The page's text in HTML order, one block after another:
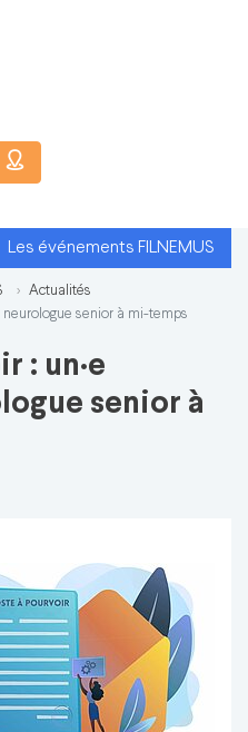
Les événements FILNEMUS
Actualités
neurologue senior à mi-temps
: un·e
senior à